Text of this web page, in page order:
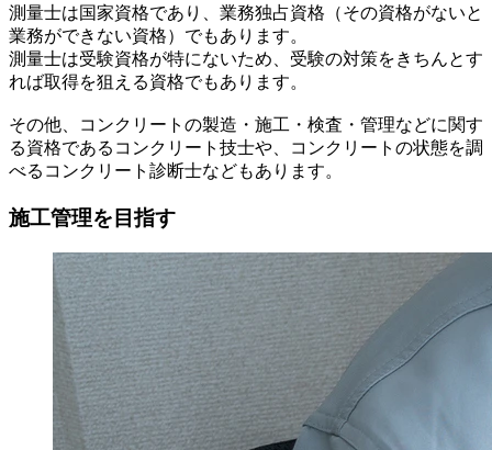
測量士は国家資格であり、業務独占資格（その資格がないと
業務ができない資格）でもあります。
測量士は受験資格が特にないため、受験の対策をきちんとす
れば取得を狙える資格でもあります。
その他、コンクリートの製造・施工・検査・管理などに関す
る資格であるコンクリート技士や、コンクリートの状態を調
べるコンクリート診断士などもあります。
施工管理を目指す